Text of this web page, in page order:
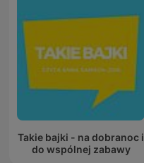
Takie bajki - na dobranoc i
do wspólnej zabawy